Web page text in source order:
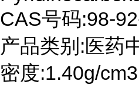
CAS号码:98-
产品类别:医药
密度:1.40g/cm3